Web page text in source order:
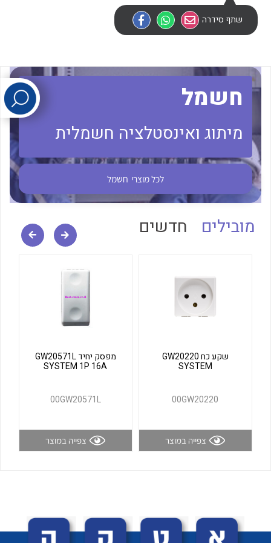
לכל מוצרי היצרן
לכל מוצרי היצרן לכל מוצרי היצרן
שתף סידרה
חשמל
מיתוג ואינסטלציה חשמלית
לכל מוצרי חשמל
מובילים חדשים
שקע כח GW20220
SYSTEM
00GW20220
צפייה במוצר
מפסק יחיד GW20571L
SYSTEM 1P 16A
00GW20571L
צפייה במוצר